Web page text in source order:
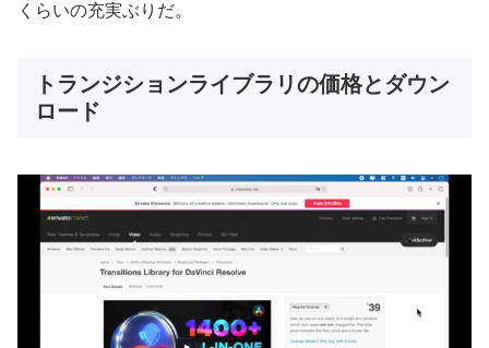
くらいの充実ぶりだ。
トランジションライブラリの価格とダウン
ロード